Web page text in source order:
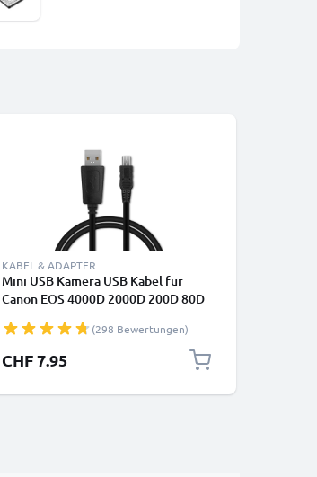
KABEL & ADAPTER
Mini USB Kamera USB Kabel für
Canon EOS 4000D 2000D 200D 80D
EOS M10 PowerShot G7X SX530
IXUS 185 Video-/ Fotokameras - IFC-
200U IFC-400PCU IFC-500U
(298 Bewertungen)
CHF 7.95